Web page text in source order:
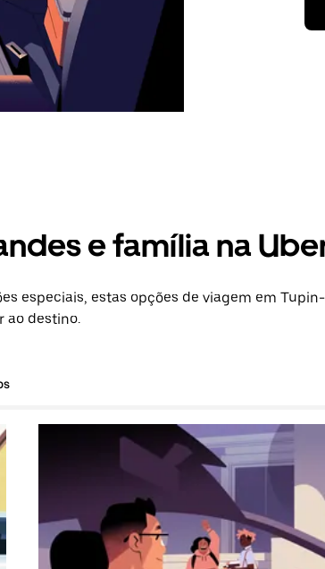
e família na
especiais, estas opções de viagem em
ao destino.